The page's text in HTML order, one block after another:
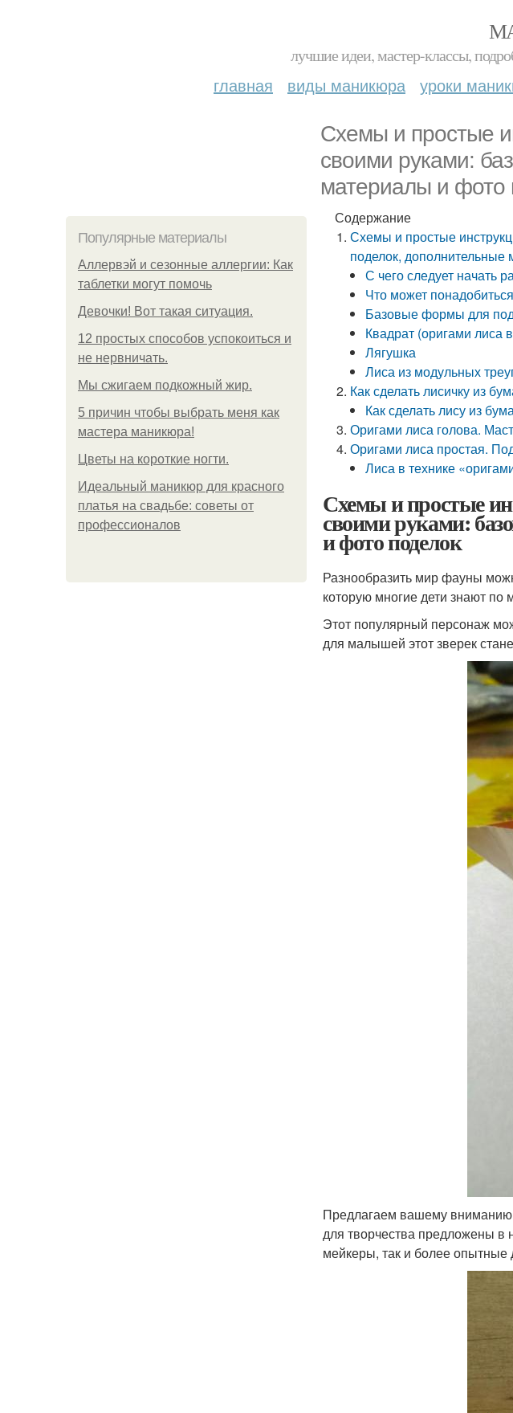
лучшие идеи, мастер-классы,
главная виды маникюра уроки
Схемы и простые
своими руками:
материалы и фото
Популярные материалы
Аллервэй и сезонные аллергии: Как
таблетки могут помочь
Девочки! Вот такая ситуация.
12 простых способов успокоиться и
не нервничать.
Мы сжигаем подкожный жир.
5 причин чтобы выбрать меня как
мастера маникюра!
Цветы на короткие ногти.
Идеальный маникюр для красного
платья на свадьбе: советы от
профессионалов
Содержание
Схемы и простые
поделок,
С чего следует начать
Что может
Базовые формы для
Квадрат (оригами лиса
Лягушка
Лиса из модульных
Как сделать лисичку из
Как сделать лису из
Оригами лиса голова.
Оригами лиса простая.
Лиса в технике
Схемы и простые
своими руками:
и фото поделок
Разнообразить мир фауны
которую многие дети знают по
Этот популярный персонаж
для малышей этот зверек
Предлагаем вашему вниманию
для творчества предложены в
мейкеры, так и более опытные